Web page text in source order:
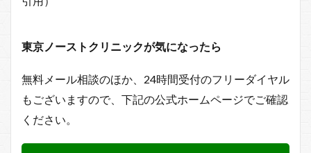
東京ノーストクリニックが気になったら
無料メール相談のほか、24時間受付のフリーダイヤル
もございますので、下記の公式ホームページでご確認
ください。